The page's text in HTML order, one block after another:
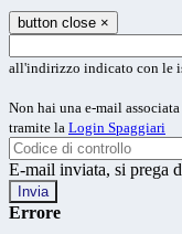
button close ×
all'indirizzo indicato con le
Non hai una e-mail
tramite la Login Spaggiari
E-mail inviata, si prega
Errore